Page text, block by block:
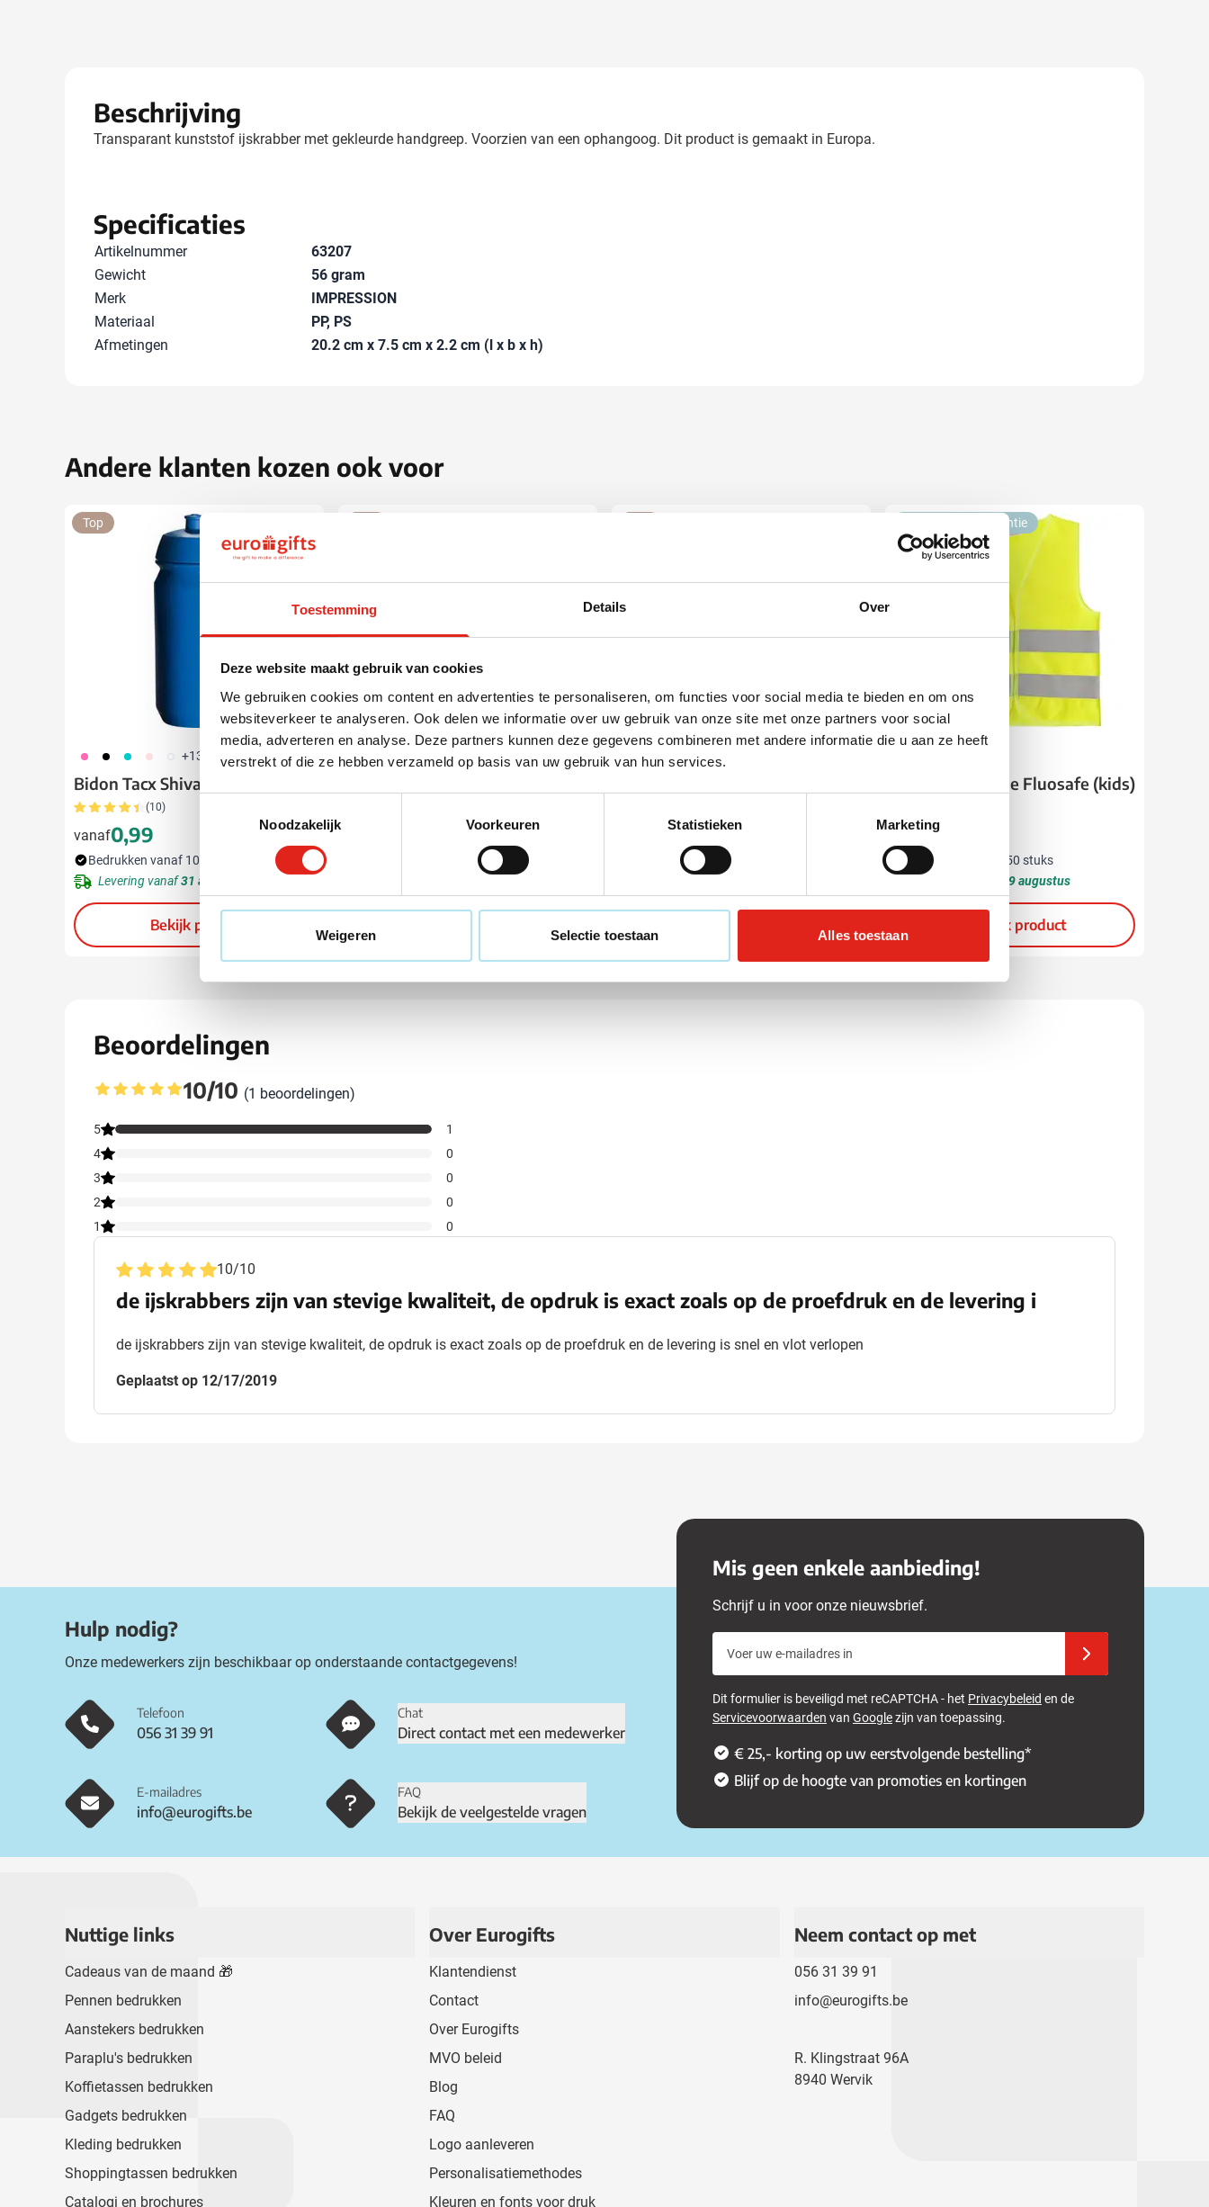
Toestemming Details Over
Deze website maakt gebruik van cookies
We gebruiken cookies om content en advertenties te personaliseren, om functies voor social media te bieden en om ons
websiteverkeer te analyseren. Ook delen we informatie over uw gebruik van onze site met onze partners voor social
media, adverteren en analyse. Deze partners kunnen deze gegevens combineren met andere informatie die u aan ze heeft
verstrekt of die ze hebben verzameld op basis van uw gebruik van hun services.
Noodzakelijk
Voorkeuren Statistieken Marketing
Weigeren Selectie toestaan Alles toestaan
Beschrijving
Transparant kunststof ijskrabber met gekleurde handgreep. Voorzien van een ophangoog. Dit product is gemaakt in Europa.
Specificaties
Artikelnummer
63207
Gewicht
56 gram
Merk
IMPRESSION
Materiaal
PP, PS
Afmetingen
20.2 cm x 7.5 cm x 2.2 cm (l x b x h)
Andere klanten kozen ook voor
490 001 343 442 970 +13
Bidon Tacx Shiva 500
(10)
vanaf0,99
Top
Bedrukken vanaf 100 stuks
Levering vanaf31 augustus
Bekijk product
001 005
Bedrukken vanaf 100 stuks
002 005
1,01
Bedrukken vanaf 32 stuks
Veiligheidshesje Fluosafe (kids)
1,45
Laagste Prijs Garantie
Bedrukken vanaf 50 stuks
19 augustus
Bekijk product
Beoordelingen
Gemiddelde beoordeling: 10 van 10
10/10 (1 beoordelingen)
5
1
4
0
3
0
2
0
1
0
10/10
de ijskrabbers zijn van stevige kwaliteit, de opdruk is exact zoals op de proefdruk en de levering i
de ijskrabbers zijn van stevige kwaliteit, de opdruk is exact zoals op de proefdruk en de levering is snel en vlot verlopen
Geplaatst op 12/17/2019
Hulp nodig?
Onze medewerkers zijn beschikbaar op onderstaande contactgegevens!
Telefoon
056 31 39 91
Chat
Direct contact met een medewerker
E-mailadres
info@eurogifts.be
FAQ
Bekijk de veelgestelde vragen
Mis geen enkele aanbieding!
Schrijf u in voor onze nieuwsbrief.
Dit formulier is beveiligd met reCAPTCHA - het Privacybeleid en de
Servicevoorwaarden van Googlezijn van toepassing.
€ 25,- korting op uw eerstvolgende bestelling*
Blijf op de hoogte van promoties en kortingen
Nuttige links
Cadeaus van de maand 🎁
Pennen bedrukken
Aanstekers bedrukken
Paraplu's bedrukken
Koffietassen bedrukken
Gadgets bedrukken
Kleding bedrukken
Shoppingtassen bedrukken
Catalogi en brochures
Over Eurogifts
Klantendienst
Contact
Over Eurogifts
MVO beleid
Blog
FAQ
Logo aanleveren
Personalisatiemethodes
Kleuren en fonts voor druk
Neem contact op met
056 31 39 91
info@eurogifts.be
R. Klingstraat 96A
8940 Wervik